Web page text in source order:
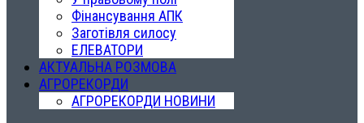
Фінансування АПК
Заготівля силосу
ЕЛЕВАТОРИ
АКТУАЛЬНА РОЗМОВА
АГРОРЕКОРДИ
АГРОРЕКОРДИ НОВИНИ